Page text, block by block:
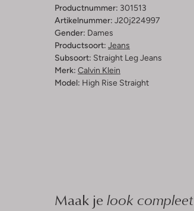
Productnummer: 301513
Artikelnummer: J20j224997
Gender: Dames
Productsoort: Jeans
Subsoort: Straight Leg Jeans
Merk: Calvin Klein
Model: High Rise Straight
Maak je look compleet